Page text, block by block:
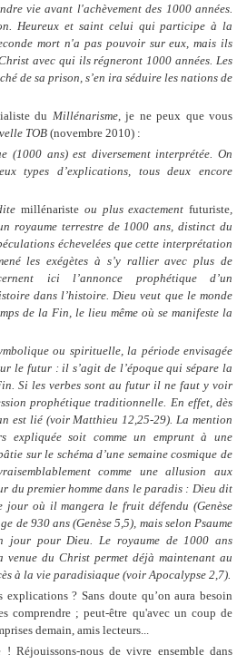
vie avant l'achèvement des 1000 années.
Heureux et saint celui qui participe à la
mort n'a pas pouvoir sur eux, mais ils
avec qui ils régneront 1000 années. Les
de sa prison, s’en ira séduire les nations de
du Millénarisme, je ne peux que vous
TOB (novembre 2010) :
(1000 ans) est diversement interprétée. On
types d’explications, tous deux encore
millénariste ou plus exactement futuriste,
royaume terrestre de 1000 ans, distinct du
échevelées que cette interprétation
les exégètes à s’y rallier avec plus de
ici l’annonce prophétique d’un
dans l’histoire. Dieu veut que le monde
de la Fin, le lieu même où se manifeste la
ou spirituelle, la période envisagée
le futur : il s’agit de l’époque qui sépare la
Si les verbes sont au futur il ne faut y voir
prophétique traditionnelle. En effet, dès
est lié (voir Matthieu 12,25-29). La mention
expliquée soit comme un emprunt à une
sur le schéma d’une semaine cosmique de
comme une allusion aux
du premier homme dans le paradis : Dieu dit
jour où il mangera le fruit défendu (Genèse
de 930 ans (Genèse 5,5), mais selon Psaume
jour pour Dieu. Le royaume de 1000 ans
du Christ permet déjà maintenant au
à la vie paradisiaque (voir Apocalypse 2,7).
explications ? Sans doute qu’on aura besoin
comprendre ; peut-être qu'avec un coup de
demain, amis lecteurs...
nous de vivre ensemble dans